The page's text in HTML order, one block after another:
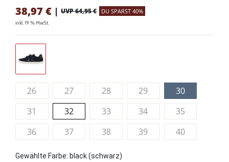
38,97 € | UVP 64,95 € DU SPARST 40%
inkl. 19 % MwSt.
26 27 28 29
30
31
32 33 34
35
36
37 38 39 40
Gewählte Farbe: black (schwarz)